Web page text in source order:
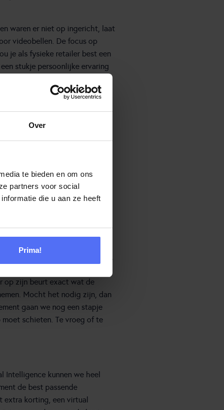
Over
te bieden en om ons
partners voor social
die u aan ze heeft
Prima!
waren er niet op ingericht, laat
videobellen. De focus op
je als fysieke retailer best een
stukje persoonlijke ervaring
klantreis. Hierbij vindt de
van een bot of
ondersteuning. Door inzet van,
op zijn beurt exact wat de
Mocht het nodig zijn, dan
gaan we nog een stapje
schieten. Te vroeg of te
Intelligence kunnen we heel
de best passende
extra korting, een virtual